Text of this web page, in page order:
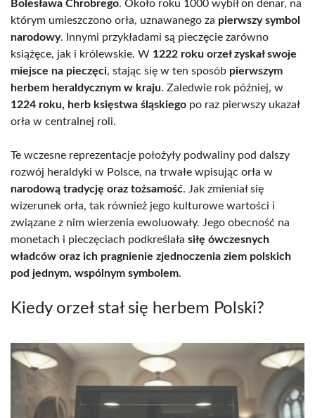
Bolesława Chrobrego. Około roku 1000 wybił on denar, na
którym umieszczono orła, uznawanego za pierwszy symbol
narodowy. Innymi przykładami są pieczęcie zarówno
książęce, jak i królewskie. W 1222 roku orzeł zyskał swoje
miejsce na pieczęci, stając się w ten sposób pierwszym
herbem heraldycznym w kraju. Zaledwie rok później, w
1224 roku, herb księstwa śląskiego po raz pierwszy ukazał
orła w centralnej roli.
Te wczesne reprezentacje położyły podwaliny pod dalszy
rozwój heraldyki w Polsce, na trwałe wpisując orła w
narodową tradycję oraz tożsamość. Jak zmieniał się
wizerunek orła, tak również jego kulturowe wartości i
związane z nim wierzenia ewoluowały. Jego obecność na
monetach i pieczęciach podkreślała siłę ówczesnych
władców oraz ich pragnienie zjednoczenia ziem polskich
pod jednym, wspólnym symbolem.
Kiedy orzeł stał się herbem Polski?